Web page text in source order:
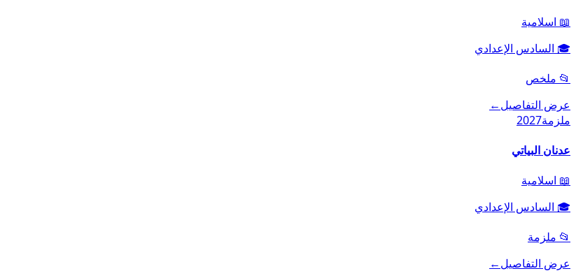
📖 اسلامية
🎓 السادس الإعدادي
📂 ملخص
عرض التفاصيل←
ملزمة2027
عدنان البياتي
📖 اسلامية
🎓 السادس الإعدادي
📂 ملزمة
عرض التفاصيل←